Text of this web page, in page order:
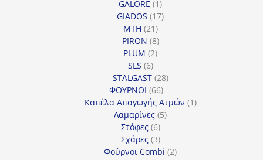
προϊόντα
GALORE 11
προϊόν
GIADOS 1717
MTH 2121
προϊόντα
PIRON 88
προϊόντα
PLUM 22
SLS 66
προϊόντα
STALGAST 2828
ΦΟΥΡΝΟΙ 6666
προϊόντα
Καπέλα Απαγωγής Ατμών 11
Λαμαρίνες 55
Στόφες 66
προϊόντα
Σχάρες 33
προϊόντα
Φούρνοι Combi 22